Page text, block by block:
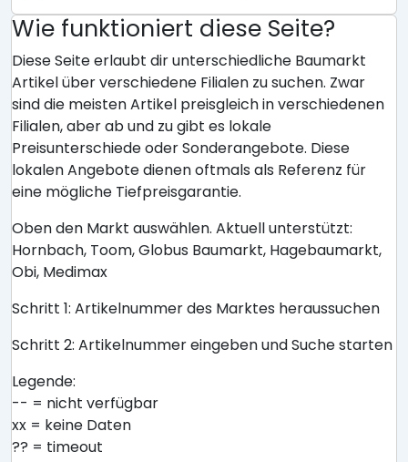
Wie funktioniert diese Seite?
Diese Seite erlaubt dir unterschiedliche Baumarkt
Artikel über verschiedene Filialen zu suchen. Zwar
sind die meisten Artikel preisgleich in verschiedenen
Filialen, aber ab und zu gibt es lokale
Preisunterschiede oder Sonderangebote. Diese
lokalen Angebote dienen oftmals als Referenz für
eine mögliche Tiefpreisgarantie.
Oben den Markt auswählen. Aktuell unterstützt:
Hornbach, Toom, Globus Baumarkt, Hagebaumarkt,
Obi, Medimax
Schritt 1: Artikelnummer des Marktes heraussuchen
Schritt 2: Artikelnummer eingeben und Suche starten
Legende:
-- = nicht verfügbar
xx = keine Daten
?? = timeout